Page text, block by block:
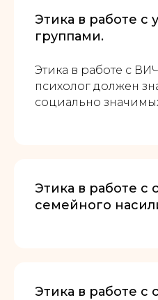
Этика в работе с
группами.
Этика в работе с
психолог должен
социально
Этика в работе с
семейного
Этика в работе